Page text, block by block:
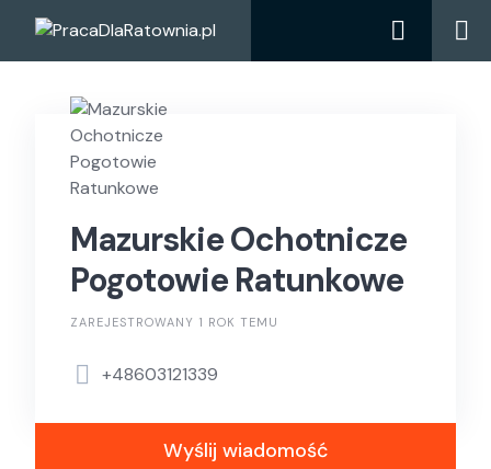
content
Mazurskie Ochotnicze
Pogotowie Ratunkowe
ZAREJESTROWANY 1 ROK TEMU
+48603121339
Wyślij wiadomość